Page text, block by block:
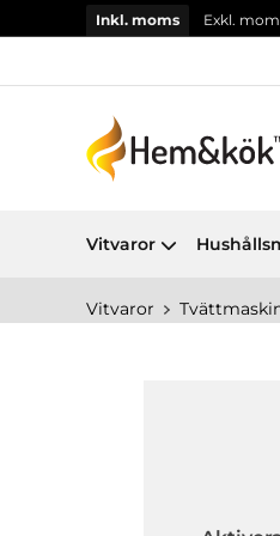
Inkl. moms Exkl.
Vitvaror
Vitvaror